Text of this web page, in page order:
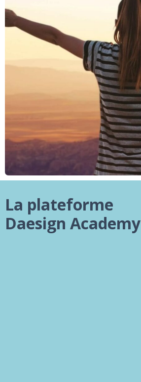
La plateforme
Daesign Academy